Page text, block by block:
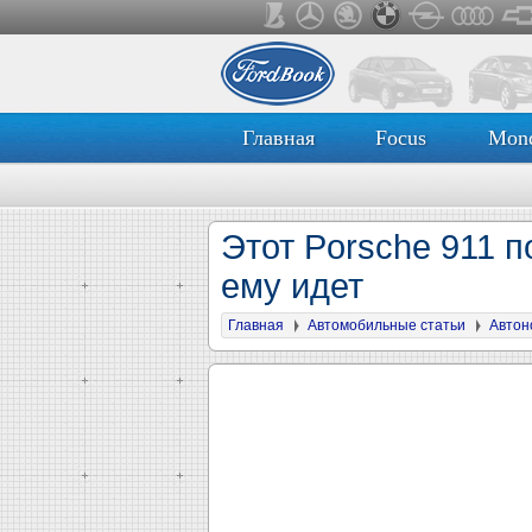
Главная Focus
Этот Porsche 911
ему идет
Главная Автомобильные статьи